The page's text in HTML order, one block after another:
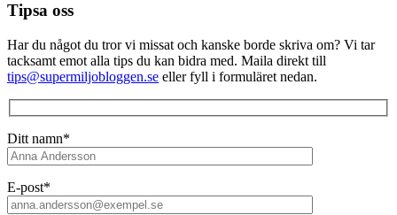
Tipsa oss
Har du något du tror vi missat och kanske borde skriva om? Vi tar
tacksamt emot alla tips du kan bidra med. Maila direkt till
tips@supermiljobloggen.se eller fyll i formuläret nedan.
Ditt namn*
E-post*